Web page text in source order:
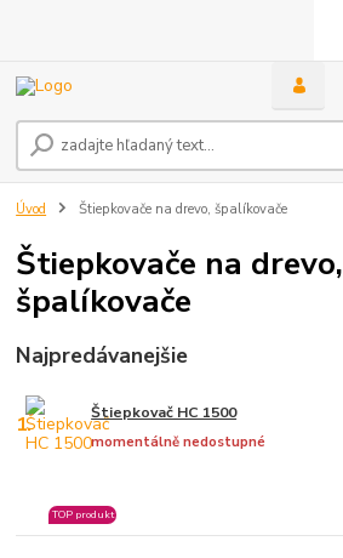
Úvod Štiepkovače na drevo, špalíkovače
Štiepkovače na drevo,
špalíkovače
Najpredávanejšie
1. Štiepkovač HC 1500
momentálně nedostupné
TOP produkt